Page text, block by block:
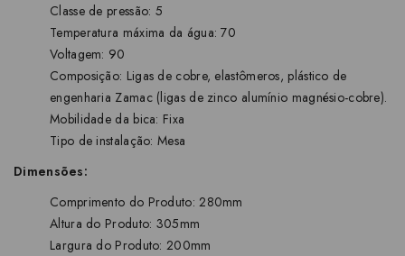
Classe de pressão: 5
Temperatura máxima da água: 70
Voltagem: 90
Composição: Ligas de cobre, elastômeros, plástico de
engenharia Zamac (ligas de zinco alumínio magnésio-cobre).
Mobilidade da bica: Fixa
Tipo de instalação: Mesa
Dimensões:
Comprimento do Produto: 280mm
Altura do Produto: 305mm
Largura do Produto: 200mm